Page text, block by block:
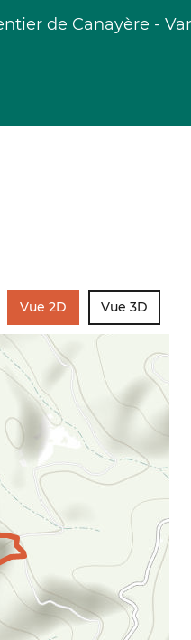
de Canayère -
Vue 2D Vue 3D